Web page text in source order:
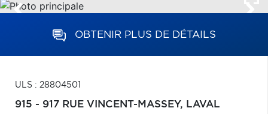
OBTENIR PLUS DE DÉTAILS
ULS : 28804501
915 - 917 RUE VINCENT-MASSEY, LAVAL